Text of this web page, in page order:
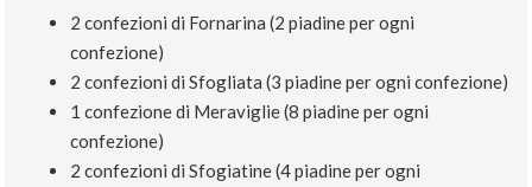
2 confezioni di Fornarina (2 piadine per ogni
confezione)
2 confezioni di Sfogliata (3 piadine per ogni confezione)
1 confezione di Meraviglie (8 piadine per ogni
confezione)
2 confezioni di Sfogiatine (4 piadine per ogni